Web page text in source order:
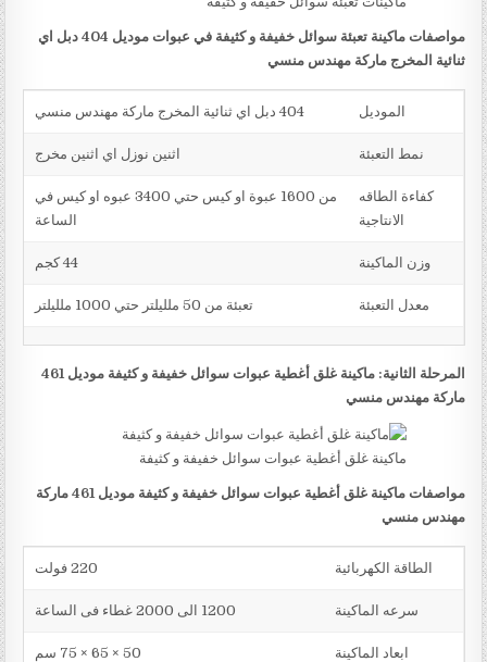
مواصفات ماكينة تعبئة سوائل خفيفة و كثيفة في عبوات موديل 404 دبل اي
ثنائية المخرج ماركة مهندس منسي
الموديل 404 دبل اي ثنائية المخرج ماركة مهندس منسي
نمط التعبئة اثنين نوزل اي اثنين مخرج
كفاءة الطاقه
الانتاجية
من 1600 عبوة او كيس حتي 3400 عبوه او كيس في
الساعة
وزن الماكينة 44 كجم
معدل التعبئة تعبئة من 50 ملليلتر حتي 1000 ملليلتر
المرحلة الثانية: ماكينة غلق أغطية عبوات سوائل خفيفة و كثيفة موديل 461
ماركة مهندس منسي
ماكينة غلق أغطية عبوات سوائل خفيفة و كثيفة
مواصفات ماكينة غلق أغطية عبوات سوائل خفيفة و كثيفة موديل 461 ماركة
مهندس منسي
الطاقة الكهربائية 220 فولت
سرعه الماكينة 1200 الى 2000 غطاء فى الساعة
ابعاد الماكينة 50 × 65 × 75 سم